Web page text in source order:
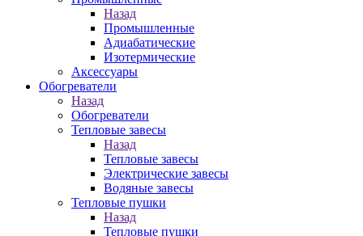
Назад
Промышленныe
Адиабатические
Изотермические
Аксессуары
Обогреватели
Назад
Обогреватели
Тепловые завесы
Назад
Тепловые завесы
Электрические завесы
Водяные завесы
Тепловые пушки
Назад
Тепловые пушки